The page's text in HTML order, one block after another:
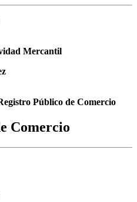
Mercantil
Público de Comercio
Comercio